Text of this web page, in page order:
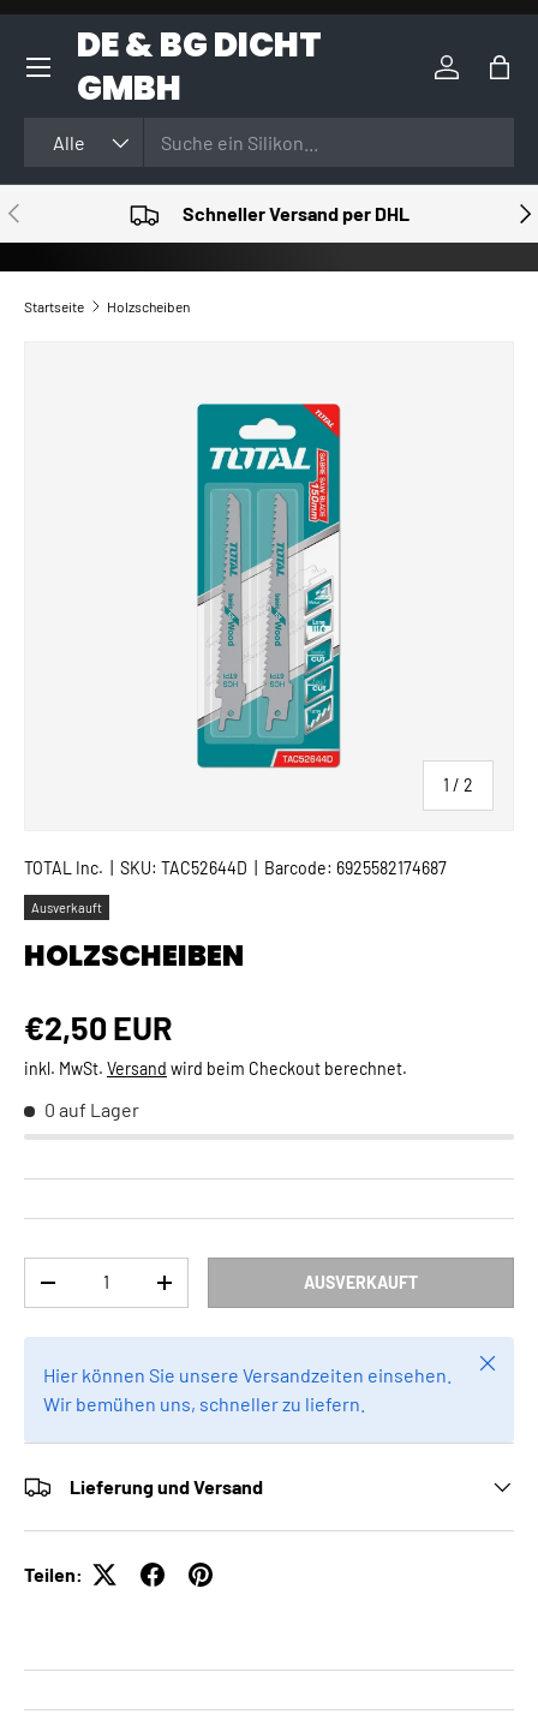
DIREKT ZUM INHALT
DE & BG DICHT
GMBH
Alle
Einloggen
VORHERIGE Schneller Versand per DHL
Startseite Holzscheiben
1 / von
2
TOTAL Inc. SKU: TAC52644D Barcode: 6925582174687
Ausverkauft
HOLZSCHEIBEN
Normaler Preis
€2,50 EUR
inkl. MwSt. Versand wird beim Checkout berechnet.
0 auf Lager
MENGE VERRINGERNMENGE ERHÖHEN AUSVERKAUFT
Hier können Sie unsere Versandzeiten einsehen.
Wir bemühen uns, schneller zu liefern.
Lieferung und Versand
Teilen: